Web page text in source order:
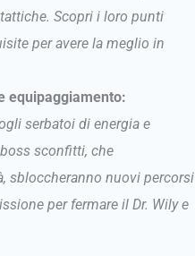
Scopri i loro punti
per avere la meglio in
equipaggiamento:
serbatoi di energia e
sconfitti, che
sbloccheranno nuovi percorsi
per fermare il Dr. Wily e